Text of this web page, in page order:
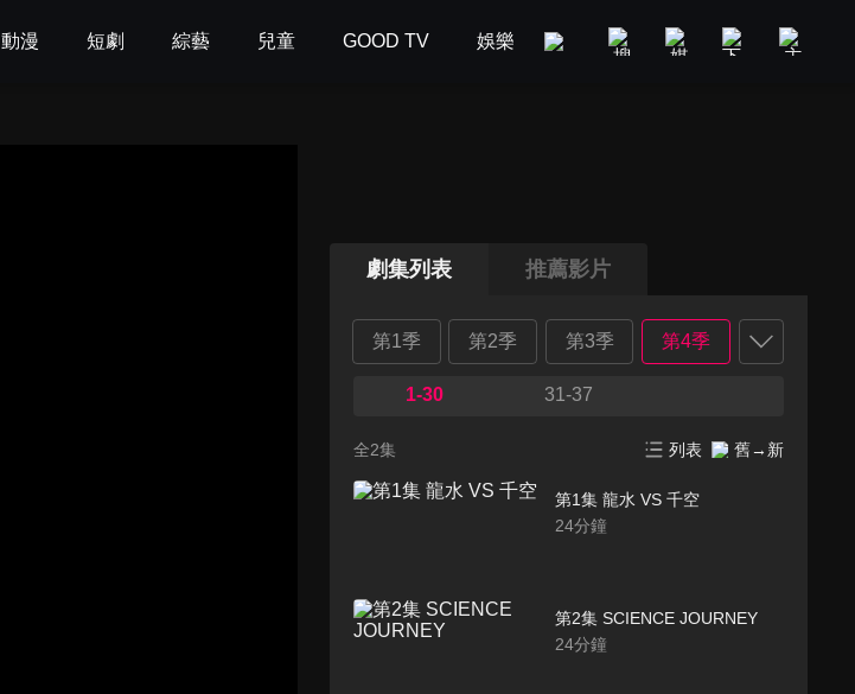
動漫 短劇 綜藝 兒童 GOOD TV 娛樂 美食旅遊 新聞政論
劇集列表 推薦影片
第1季 第2季 第3季 第4季
1-30 31-37
全2集 列表 舊→新
第1集 龍水 VS 千空
24分鐘
第2集 SCIENCE JOURNEY
24分鐘